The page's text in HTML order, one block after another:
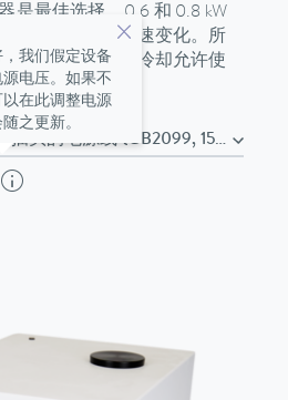
是最佳选择。0.6 和 0.8 kW
注量使得温度快速变化。所
。制冷机的混合冷却允许使
用冷却水冷却。
200-230 V; 50/60 Hz , 带插头的电源线 (GB2099, 15934)
我们假定设备
电压。如果不
在此调整电源
之更新。